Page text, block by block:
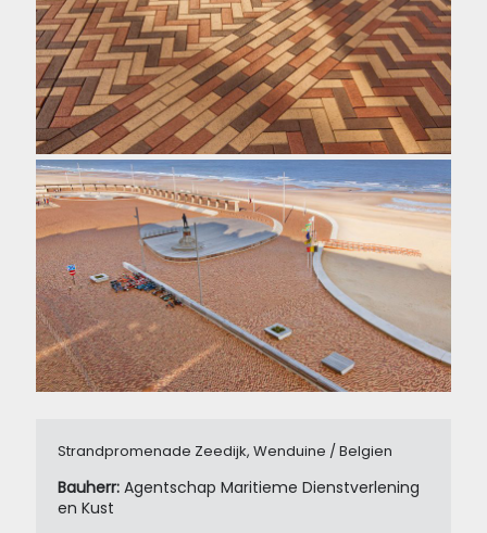
Strandpromenade Zeedijk, Wenduine / Belgien
Bauherr: Agentschap Maritieme Dienstverlening
en Kust